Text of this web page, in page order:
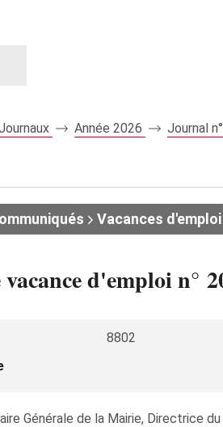
Année 2026 Journal
Vacances d'emploi
vacance d'emploi n°
8802
Générale de la Mairie, Directrice